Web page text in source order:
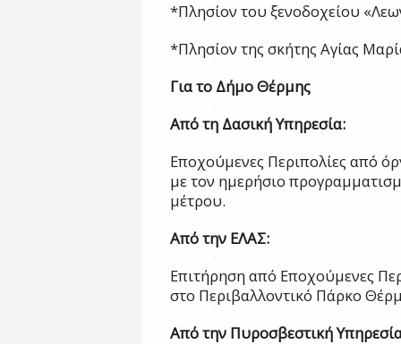
*Πλησίον του ξενοδοχείου
*Πλησίον της σκήτης Αγίας
Για το Δήμο Θέρμης
Από τη Δασική Υπηρεσία:
Εποχούμενες Περιπολίες από
με τον ημερήσιο
μέτρου.
Από την ΕΛΑΣ:
Επιτήρηση από Εποχούμενες
στο Περιβαλλοντικό Πάρκο
Από την Πυροσβεστική